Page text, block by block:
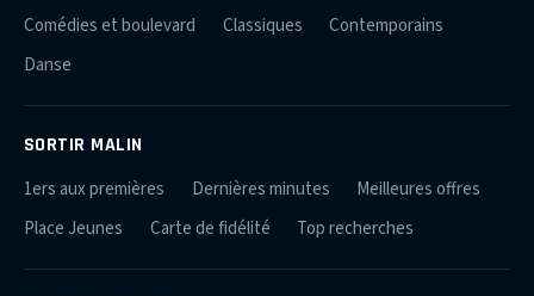
Comédies et boulevard
Classiques
Contemporains
Danse
SORTIR MALIN
1ers aux premières Dernières minutes
Meilleures offres
Place Jeunes
Carte de fidélité Top recherches